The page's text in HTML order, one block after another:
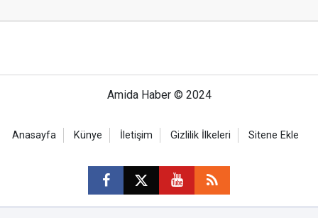
Amida Haber © 2024
Anasayfa Künye İletişim Gizlilik İlkeleri Sitene Ekle